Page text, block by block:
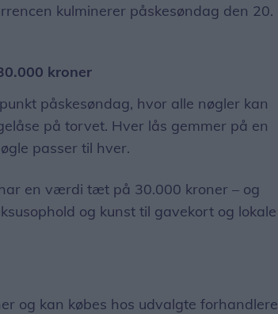
kulminerer påskesøndag den 20.
kroner
påskesøndag, hvor alle nøgler kan
på torvet. Hver lås gemmer på en
passer til hver.
en værdi tæt på 30.000 kroner – og
og kunst til gavekort og lokale
og kan købes hos udvalgte forhandlere